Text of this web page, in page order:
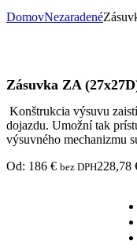
DomovNezaradené
Zásuvka ZA
Konštrukcia výsuvu
dojazdu. Umožní tak
výsuvného mechanizmu
Od: 186 € bez DPH228,78